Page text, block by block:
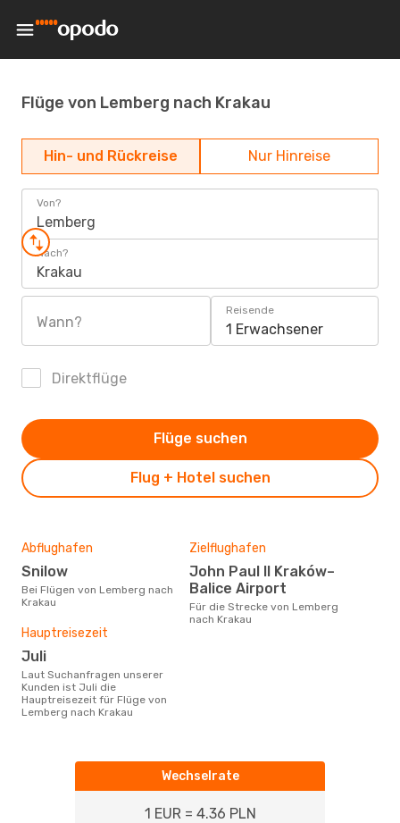
Flüge von Lemberg nach Krakau
Hin- und Rückreise Nur Hinreise
Von?
Lemberg
Nach?
Krakau
Wann?
Reisende
1 Erwachsener
Direktflüge
Flug + Hotel suchen
Flüge suchen
Abflughafen
Snilow
Bei Flügen von Lemberg nach
Krakau
Zielflughafen
John Paul II Kraków–
Balice Airport
Für die Strecke von Lemberg
nach Krakau
Hauptreisezeit
Juli
Laut Suchanfragen unserer
Kunden ist Juli die
Hauptreisezeit für Flüge von
Lemberg nach Krakau
Wechselrate
1 EUR = 4.36 PLN